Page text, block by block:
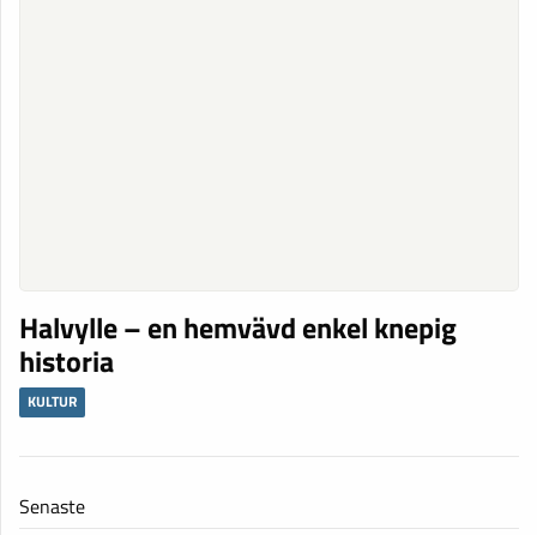
Halvylle – en hemvävd enkel knepig
historia
KULTUR
Senaste